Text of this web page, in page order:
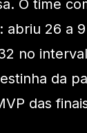
O time
abriu 26 a
no
da
das